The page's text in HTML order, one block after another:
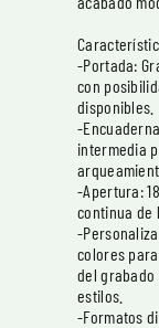
-Portada:
con
disponibles.
-
intermedia
-Apertura:
continua de
-
colores
del
estilos.
-Formatos